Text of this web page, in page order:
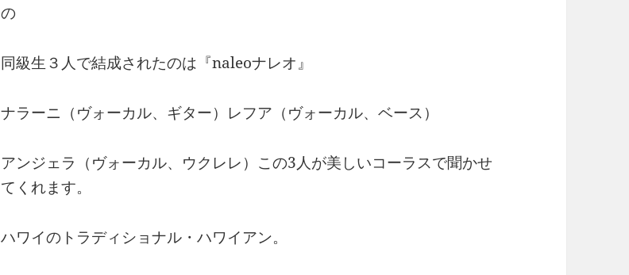
の
同級生３人で結成されたのは『naleoナレオ』
ナラーニ（ヴォーカル、ギター）レフア（ヴォーカル、ベース）
アンジェラ（ヴォーカル、ウクレレ）この3人が美しいコーラスで聞かせ
てくれます。
ハワイのトラディショナル・ハワイアン。